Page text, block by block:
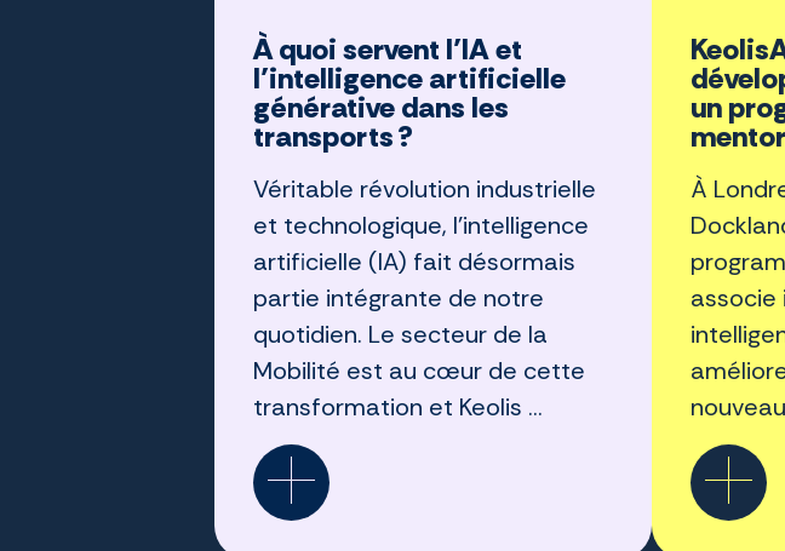
À quoi servent l’IA et
l’intelligence artificielle
générative dans les
transports ?
Véritable révolution industrielle
et technologique, l’intelligence
artificielle (IA) fait désormais
partie intégrante de notre
quotidien. Le secteur de la
Mobilité est au cœur de cette
transformation et Keolis ...
un
À